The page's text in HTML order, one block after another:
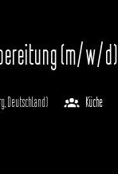
(m/w/d)
Deutschland) Küche